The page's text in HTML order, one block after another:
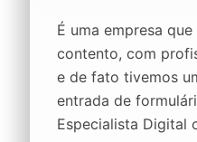
É uma empresa
contento, com
e de fato tivemos
entrada de
Especialista Digital